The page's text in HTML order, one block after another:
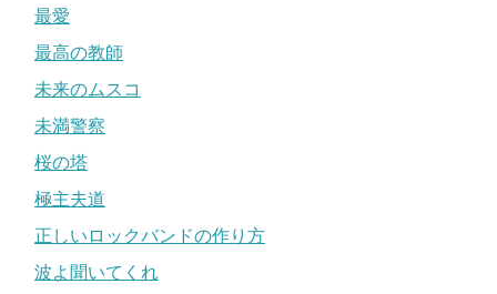
最愛
最高の教師
未来のムスコ
未満警察
桜の塔
極主夫道
正しいロックバンドの作り方
波よ聞いてくれ